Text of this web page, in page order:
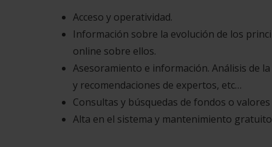
Acceso y operatividad.
Información sobre la evolución de los
online sobre ellos.
Asesoramiento e información. Análisis de
y recomendaciones de expertos, etc…
Consultas y búsquedas de fondos o
Alta en el sistema y mantenimiento